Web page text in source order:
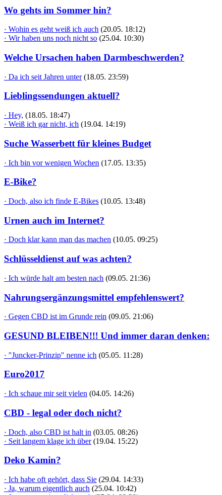
Wo gehts im Sommer hin?
· Wohin es geht weiß ich auch (20.05. 18:12)
· Wir haben uns noch nicht so (25.04. 10:30)
Welche Ursachen haben Darmbeschwerden?
· Da ich seit Jahren unter (18.05. 23:59)
Lieblingssendungen aktuell?
· Hey, (18.05. 18:47)
· Weiß ich gar nicht, ich (19.04. 14:19)
Suche Wasserbett für kleines Budget
· Ich bin vor wenigen Wochen (17.05. 13:35)
E-Bike?
· Doch, also ich finde E-Bikes (10.05. 13:48)
Urnen auch im Internet?
· Doch klar kann man das machen (10.05. 09:25)
Schlüsseldienst auf was achten?
· Ich würde halt am besten nach (09.05. 21:36)
Nahrungsergänzungsmittel empfehlenswert?
· Gegen CBD ist im Grunde rein (09.05. 21:06)
GESUND BLEIBEN!!! Und immer daran denken:
· "Juncker-Prinzip" nenne ich (05.05. 11:28)
Euro2017
· Ich schaue mir seit vielen (04.05. 14:26)
CBD - legal oder doch nicht?
· Doch, also CBD ist halt in (03.05. 08:26)
· Seit langem klage ich über (19.04. 15:22)
Deko Kamin?
· Ich habe oft gehört, dass Sie (29.04. 14:33)
· Ja, warum eigentlich auch (25.04. 10:42)